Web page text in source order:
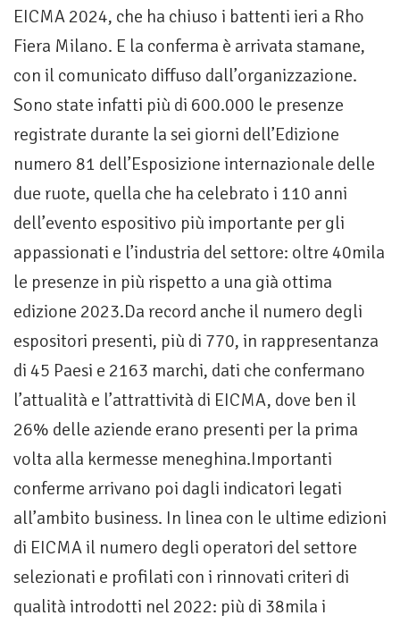
EICMA 2024, che ha chiuso i battenti ieri a Rho
Fiera Milano. E la conferma è arrivata stamane,
con il comunicato diffuso dall’organizzazione.
Sono state infatti più di 600.000 le presenze
registrate durante la sei giorni dell’Edizione
numero 81 dell’Esposizione internazionale delle
due ruote, quella che ha celebrato i 110 anni
dell’evento espositivo più importante per gli
appassionati e l’industria del settore: oltre 40mila
le presenze in più rispetto a una già ottima
edizione 2023.Da record anche il numero degli
espositori presenti, più di 770, in rappresentanza
di 45 Paesi e 2163 marchi, dati che confermano
l’attualità e l’attrattività di EICMA, dove ben il
26% delle aziende erano presenti per la prima
volta alla kermesse meneghina.Importanti
conferme arrivano poi dagli indicatori legati
all’ambito business. In linea con le ultime edizioni
di EICMA il numero degli operatori del settore
selezionati e profilati con i rinnovati criteri di
qualità introdotti nel 2022: più di 38mila i